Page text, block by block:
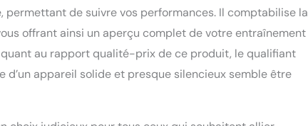
de suivre vos performances. Il comptabilise la
offrant ainsi un aperçu complet de votre entraînement
au rapport qualité-prix de ce produit, le qualifiant
appareil solide et presque silencieux semble être